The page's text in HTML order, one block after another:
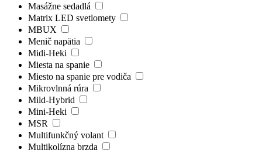
Masážne sedadlá
Matrix LED svetlomety
MBUX
Menič napätia
Midi-Heki
Miesta na spanie
Miesto na spanie pre vodiča
Mikrovlnná rúra
Mild-Hybrid
Mini-Heki
MSR
Multifunkčný volant
Multikolízna brzda